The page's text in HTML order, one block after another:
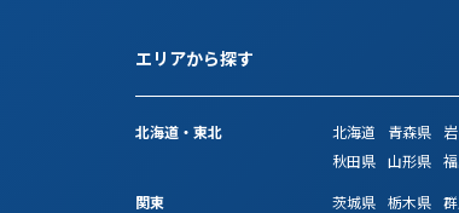
エリアから探す
北海道・東北 北海道 青森県
秋田県 山形県
関東
茨城県 栃木県